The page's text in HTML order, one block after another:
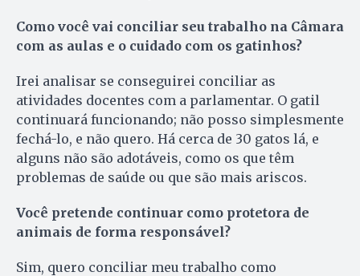
Como você vai conciliar seu trabalho na Câmara
com as aulas e o cuidado com os gatinhos?
Irei analisar se conseguirei conciliar as
atividades docentes com a parlamentar. O gatil
continuará funcionando; não posso simplesmente
fechá-lo, e não quero. Há cerca de 30 gatos lá, e
alguns não são adotáveis, como os que têm
problemas de saúde ou que são mais ariscos.
Você pretende continuar como protetora de
animais de forma responsável?
Sim, quero conciliar meu trabalho como